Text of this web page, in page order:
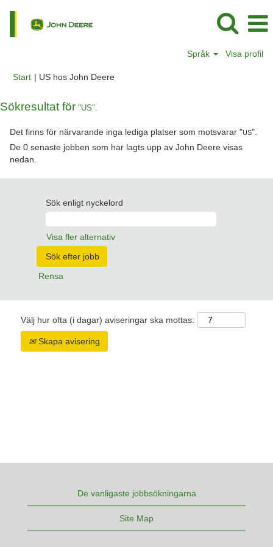
Språk Visa profil
Start | US hos John Deere(aktuell
Sökresultat för "US".
Det finns för närvarande inga lediga platser som motsvarar "US".
De 0 senaste jobben som har lagts upp av John Deere visas
nedan.
Sök enligt nyckelord
Visa fler alternativ
Rensa
Välj hur ofta (i dagar) aviseringar ska mottas:
Skapa avisering
De vanligaste jobbsökningarna
Site Map